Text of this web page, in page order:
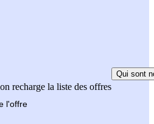
recharge la liste des offres
Qui sont
l'offre